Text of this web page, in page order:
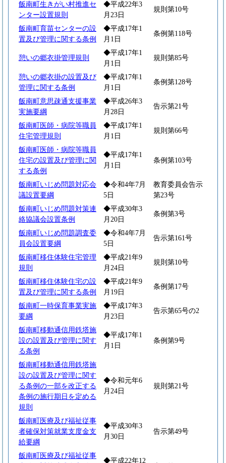
飯南町生きがい村推進セ
ンター設置規則
◆平成22年3
月23日
規則第10号
飯南町育苗センターの設
置及び管理に関する条例
◆平成17年1
月1日
条例第118号
憩いの郷衣掛管理規則
◆平成17年1
月1日
規則第85号
憩いの郷衣掛の設置及び
管理に関する条例
◆平成17年1
月1日
条例第128号
飯南町意思疎通支援事業
実施要綱
◆平成26年3
月28日
告示第21号
飯南町医師・病院等職員
住宅管理規則
◆平成17年1
月1日
規則第66号
飯南町医師・病院等職員
住宅の設置及び管理に関
する条例
◆平成17年1
月1日
条例第103号
飯南町いじめ問題対応会
議設置要綱
◆令和4年7月
5日
教育委員会告示
第23号
飯南町いじめ問題対策連
絡協議会設置条例
◆平成30年3
月20日
条例第3号
飯南町いじめ問題調査委
員会設置要綱
◆令和4年7月
5日
告示第161号
飯南町移住体験住宅管理
規則
◆平成21年9
月24日
規則第10号
飯南町移住体験住宅の設
置及び管理に関する条例
◆平成21年9
月19日
条例第17号
飯南町一時保育事業実施
要綱
◆平成17年3
月23日
告示第65号の2
飯南町移動通信用鉄塔施
設の設置及び管理に関す
る条例
◆平成17年1
月1日
条例第9号
飯南町移動通信用鉄塔施
設の設置及び管理に関す
る条例の一部を改正する
条例の施行期日を定める
規則
◆令和元年6
月24日
規則第21号
飯南町医療及び福祉従事
者確保対策就業支度金支
給要綱
◆平成30年3
月30日
告示第49号
飯南町医療及び福祉従事
◆平成22年12